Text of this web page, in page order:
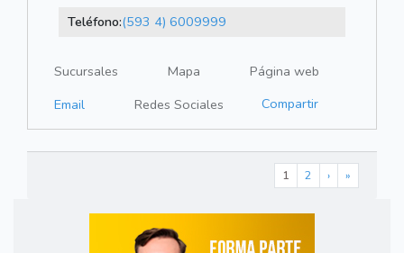
Teléfono:(593 4) 6009999
Sucursales Mapa
Página web
Email
Redes Sociales Compartir
1 2 › »